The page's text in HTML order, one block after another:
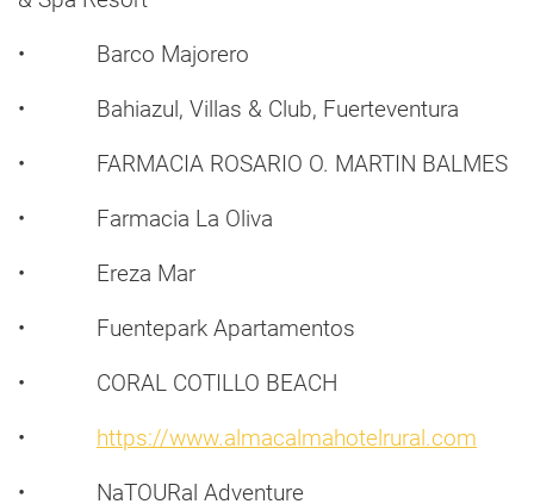
• Barco Majorero
• Bahiazul, Villas & Club, Fuerteventura
• FARMACIA ROSARIO O. MARTIN BALMES
• Farmacia La Oliva
• Ereza Mar
• Fuentepark Apartamentos
• CORAL COTILLO BEACH
• https://www.almacalmahotelrural.com
• NaTOURal Adventure